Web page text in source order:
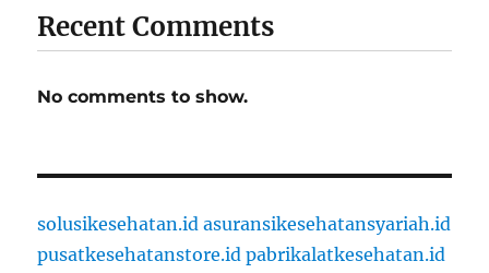
Recent Comments
No comments to show.
solusikesehatan.id asuransikesehatansyariah.id
pusatkesehatanstore.id pabrikalatkesehatan.id